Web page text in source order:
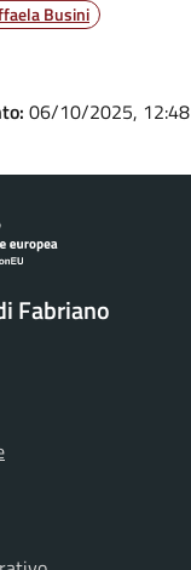
Busini
06/10/2025, 12:48
Fabriano